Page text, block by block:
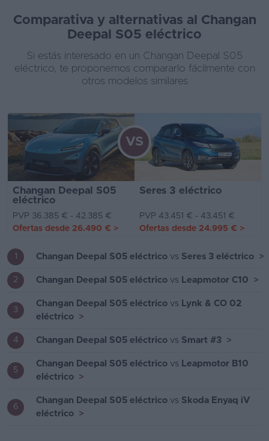
Comparativa y alternativas al Changan
Deepal S05 eléctrico
Si estás interesado en un Changan Deepal S05
eléctrico, te proponemos compararlo fácilmente con
otros modelos similares
Changan Deepal S05
eléctrico
Seres 3 eléctrico
VS
PVP 36.385 € - 42.385 €
PVP 43.451 € - 43.451 €
Ofertas desde 26.490 € > Ofertas desde 24.995 € >
1 Changan Deepal S05 eléctrico vs Seres 3 eléctrico >
2 Changan Deepal S05 eléctrico vs Leapmotor C10 >
3
Changan Deepal S05 eléctrico vs Lynk & CO 02
eléctrico >
4 Changan Deepal S05 eléctrico vs Smart #3 >
5
Changan Deepal S05 eléctrico vs Leapmotor B10
eléctrico >
6
Changan Deepal S05 eléctrico vs Skoda Enyaq iV
eléctrico >